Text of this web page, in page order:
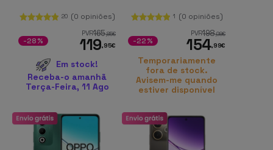
20 (0 opiniões)
PVR165,85€
119,95€
-28%
Em stock!
Receba-o amanhã
Terça-Feira, 11 Ago
1 (0 opiniões)
PVR198,98€
154,99€
-22%
Temporariamente
fora de stock.
Avisem-me quando
estiver disponível